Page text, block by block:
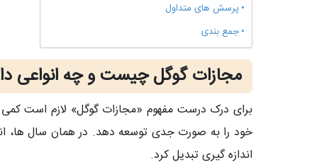
پرسش های متداول
جمع‌ بندی
مجازات گوگل چیست و چه انواعی
برای درک درست مفهوم «مجازات گوگل» لازم است کمی به عقب برگردیم. از اوایل دهه
خود را به‌ صورت جدی توسعه دهد. در همان سال‌ ها،
اندازه‌ گیری تبدیل کرد.